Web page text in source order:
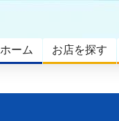
ホーム お店を探す